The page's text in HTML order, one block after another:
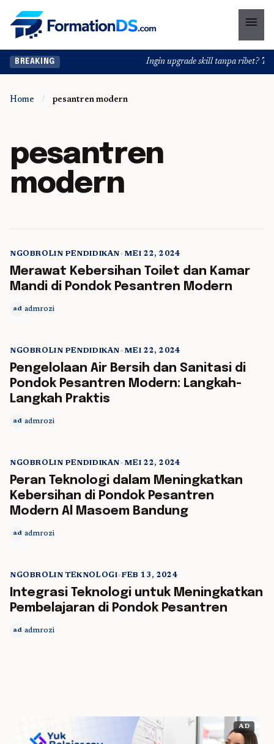
menu
BREAKING Ingin upgrade skill tanpa ribet?
Home / pesantren modern
pesantren
modern
5 min read
NGOBROLIN PENDIDIKAN•MEI 22, 2024
Merawat Kebersihan Toilet dan Kamar
Mandi di Pondok Pesantren Modern
ad admrozi
5 min read
NGOBROLIN PENDIDIKAN•MEI 22, 2024
Pengelolaan Air Bersih dan Sanitasi di
Pondok Pesantren Modern: Langkah-
Langkah Praktis
ad admrozi
5 min read
NGOBROLIN PENDIDIKAN•MEI 22, 2024
Peran Teknologi dalam Meningkatkan
Kebersihan di Pondok Pesantren
Modern Al Masoem Bandung
ad admrozi
5 min read
NGOBROLIN TEKNOLOGI•FEB 13, 2024
Integrasi Teknologi untuk Meningkatkan
Pembelajaran di Pondok Pesantren
ad admrozi
AD